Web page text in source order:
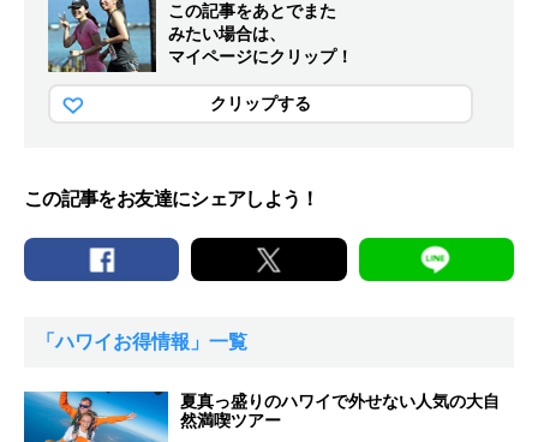
この記事をあとでまた
みたい場合は、
マイページにクリップ！
クリップする
この記事をお友達にシェアしよう！
「ハワイお得情報」一覧
夏真っ盛りのハワイで外せない人気の大自
然満喫ツアー